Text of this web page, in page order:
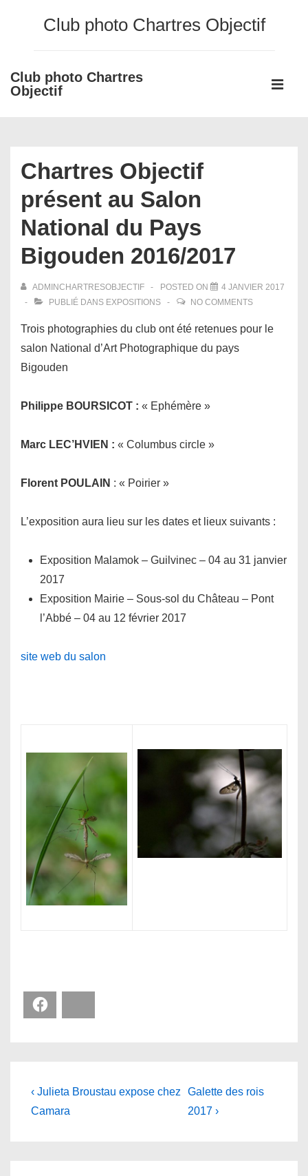
principal
Club photo Chartres Objectif
Club photo Chartres
Objectif
Main
Chartres Objectif
présent au Salon
National du Pays
Bigouden 2016/2017
ADMINCHARTRESOBJECTIF POSTED ON
4 JANVIER 2017
PUBLIÉ DANS EXPOSITIONS NO COMMENTS
Trois photographies du club ont été retenues pour le
salon National d’Art Photographique du pays
Bigouden
Philippe BOURSICOT : « Ephémère »
Marc LEC’HVIEN : « Columbus circle »
Florent POULAIN : « Poirier »
L’exposition aura lieu sur les dates et lieux suivants :
Exposition Malamok – Guilvinec – 04 au 31 janvier
2017
Exposition Mairie – Sous-sol du Château – Pont
l’Abbé – 04 au 12 février 2017
site web du salon
Navigation
de
Previous
Post
‹ Julieta Broustau expose chez
Camara
Next
Post
Galette des rois
2017 ›